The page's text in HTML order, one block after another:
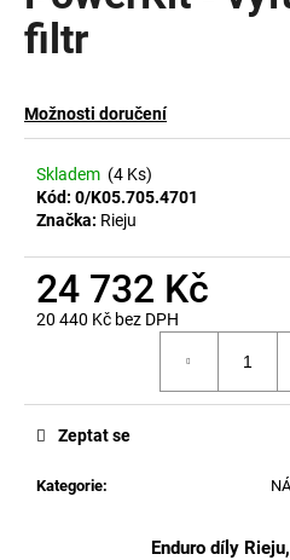
filtr
Možnosti doručení
Skladem (4 Ks)
Kód: 0/K05.705.4701
Značka: Rieju
24 732 Kč
20 440 Kč bez DPH
Kategorie:
Zeptat se
Enduro díly
a
j
t
HLEDAT
o